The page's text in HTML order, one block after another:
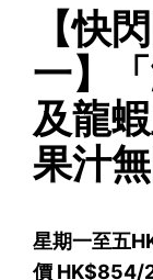
【快
一】
及龍
果汁
星期一至五
價 HK$854/2